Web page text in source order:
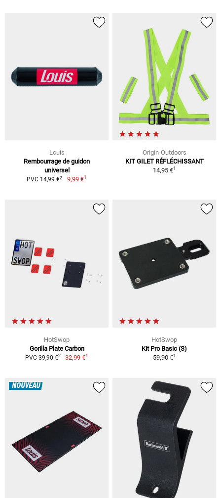
Louis
Rembourrage de guidon
universel
PVC 14,99 €2 9,99 €1
Origin-Outdoors
KIT GILET RÉFLÉCHISSANT
14,95 €1
HotSwop
Gorilla Plate Carbon
PVC 39,90 €2 32,99 €1
HotSwop
Kit Pro Basic (S)
59,90 €1
NOUVEAU